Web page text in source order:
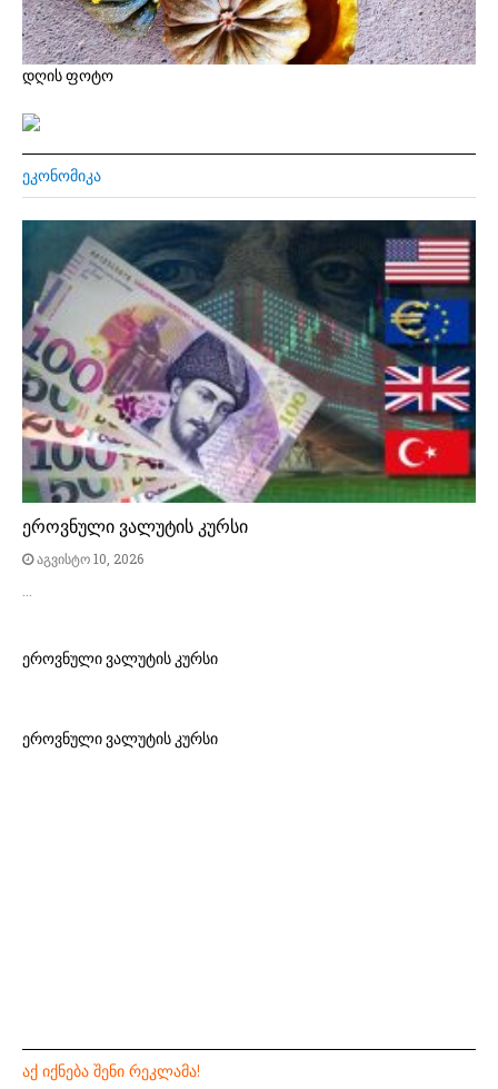
დღის ფოტო
ᲔᲙᲝᲜᲝᲛᲘᲙᲐ
ეროვნული ვალუტის კურსი
აგვისტო 10, 2026
…
ეროვნული ვალუტის კურსი
ეროვნული ვალუტის კურსი
ᲐᲥ ᲘᲥᲜᲔᲑᲐ ᲨᲔᲜᲘ ᲠᲔᲙᲚᲐᲛᲐ!